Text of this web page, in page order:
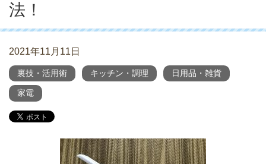
法！
2021年11月11日
裏技・活用術 キッチン・調理 日用品・雑貨
家電